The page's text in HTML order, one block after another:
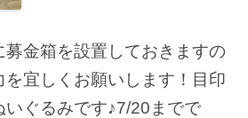
募金箱を設置しておきますの
を宜しくお願いします！目印
いぐるみです♪7/20までで